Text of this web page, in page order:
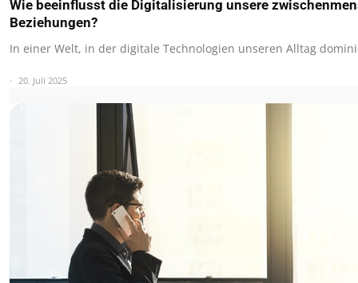
Wie beeinflusst die Digitalisierung unsere
Beziehungen?
In einer Welt, in der digitale Technologien unseren Alltag
20. Juli 2025